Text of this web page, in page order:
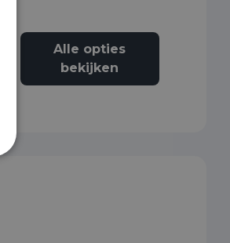
Alle opties
bekijken